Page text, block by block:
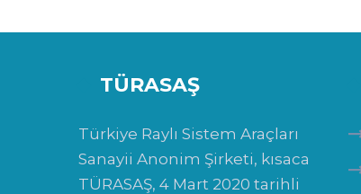
TÜRASAŞ
Türkiye Raylı Sistem Araçları
Sanayii Anonim Şirketi, kısaca
TÜRASAŞ, 4 Mart 2020 tarihli